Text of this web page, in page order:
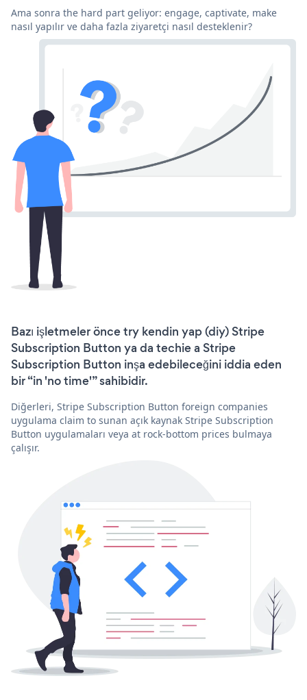
Ama sonra the hard part geliyor: engage, captivate, make
nasıl yapılır ve daha fazla ziyaretçi nasıl desteklenir?
Bazı işletmeler önce try kendin yap (diy) Stripe
Subscription Button ya da techie a Stripe
Subscription Button inşa edebileceğini iddia eden
bir “in 'no time'” sahibidir.
Diğerleri, Stripe Subscription Button foreign companies
uygulama claim to sunan açık kaynak Stripe Subscription
Button uygulamaları veya at rock-bottom prices bulmaya
çalışır.